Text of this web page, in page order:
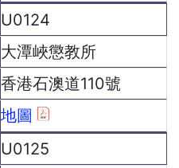
U0124
大潭峽懲教所
香港石澳道110號
地圖
U0125